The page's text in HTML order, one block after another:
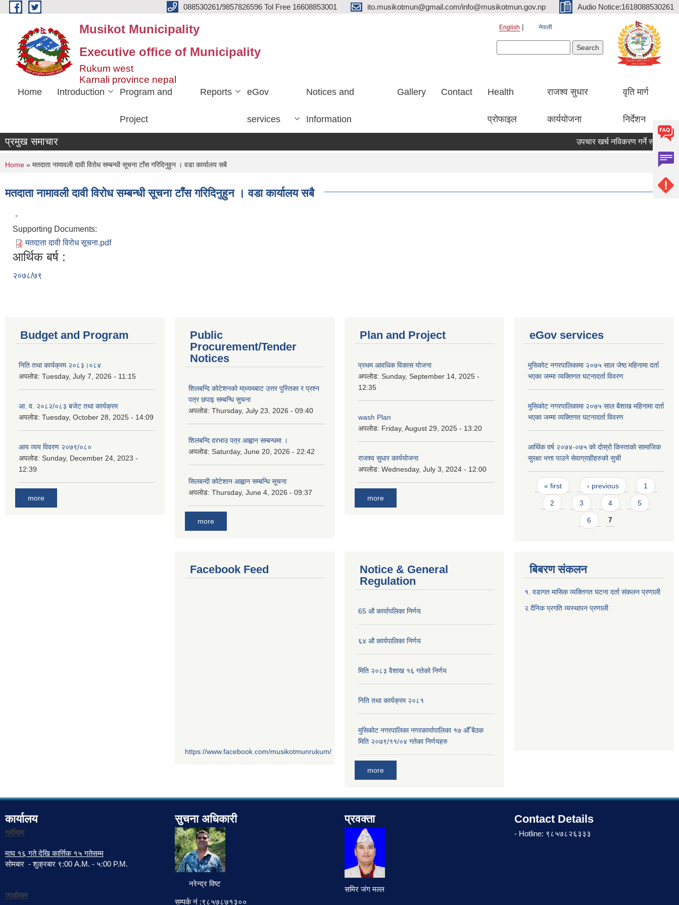
Skip to main content 088530261/9857826596 Tol Free 16608853001 ito.musikotmun@gmail.com/info@musikotmun.gov.np Audio Notice:1618088530261
Musikot Municipality
Executive office of Municipality
Rukum west
Karnali province nepal
English नेपाली
Home Introduction Program and
Project
Reports eGov
services
Notices and
Information
Gallery Contact Health
प्रोफाइल
राजश्व सुधार
कार्ययोजना
वृति मार्ग
निर्देशन
प्रमुख समाचार उपचार खर्च नविकरण गर्ने सम्बन्धमा
You are here
Home » मतदाता नामावली दावी विरोध सम्बन्धी सूचना टाँस गरिदिनुहुन । वडा कार्यालय सबै
मतदाता नामावली दावी विरोध सम्बन्धी सूचना टाँस गरिदिनुहुन । वडा कार्यालय सबै
-
Supporting Documents:
मतदाता दावी विरोध सूचना.pdf
आर्थिक बर्ष :
२०७८/७९
Budget and Program
निति तथा कार्यक्रम २०८३।०८४
अपलोड: Tuesday, July 7, 2026 - 11:15
आ. व. २०८२/०८३ बजेट तथा कार्यक्रम
अपलोड: Tuesday, October 28, 2025 - 14:09
आय व्यय विवरण २०७९/०८०
अपलोड: Sunday, December 24, 2023 -
12:39
more
Public
Procurement/Tender
Notices
शिलबन्दि कोटेशनको मा्ध्यमबाट उत्तर पुस्तिका र प्रश्न
पत्र छपाइ सम्बन्धि सुचना
अपलोड: Thursday, July 23, 2026 - 09:40
शिलबन्दि दरभाउ पत्र आह्वान सम्बन्धमा ।
अपलोड: Saturday, June 20, 2026 - 22:42
सिलबन्दी कोटेशान आह्वान सम्बन्धि सूचना
अपलोड: Thursday, June 4, 2026 - 09:37
more
Plan and Project
प्रथम आवधिक विकास योजना
अपलोड: Sunday, September 14, 2025 -
12:35
wash Plan
अपलोड: Friday, August 29, 2025 - 13:20
राजश्व सुधार कार्ययोजना
अपलोड: Wednesday, July 3, 2024 - 12:00
more
eGov services
मुसिकोट नगरपालिकामा २०७५ साल जेष्ठ महिनामा दर्ता
भएका जम्मा व्यक्तिगत घटनादर्ता विवरण
मुसिकोट नगरपालिकामा २०७५ साल बैशाख महिनामा दर्ता
भएका जम्मा व्यक्तिगत घटनादर्ता विवरण
आर्थिक वर्ष २०७४-०७५ को दोस्रो किस्ताको सामाजिक
सुरक्षा भत्ता पाउने सेवाग्राहीहरुको सुची
Pages
« first ‹ previous 1
2 3 4 5
6 7
Facebook Feed
https://www.facebook.com/musikotmunrukum/
Notice & General
Regulation
65 औ कार्यापलिका निर्णय
६४ औ कार्यपालिका निर्णय
मिति २०८३ वैशाख १६ गतेको निर्णय
निति तथा कार्यक्रम २०८१
मुसिकोट नगरपालिका नगरकार्यापालिका १७ औँ बैठक
मिति २०७९/११/०४ गतेका निर्णयहरु
more
बिबरण संकलन
१. वडागत मासिक व्यक्तिगत घटना दर्ता संकलन प्रणाली
२.दैनिक प्रगति व्यस्थापन प्रणाली
कार्यालय
गर्मीयाम
माघ १६ गते देखि कार्त्तिक १५ गतेसम्म
सोमबार - शुक्रबार ९:00 A.M. - ५:00 P.M.
जाडोयाम
सुचना अधिकारी
नरेन्द्र विष्ट
सम्पर्क नं :९८५७८७१३००
प्रवक्ता
समिर जंग मल्ल
Contact Details
- Hotline: ९८५७८२६३३३